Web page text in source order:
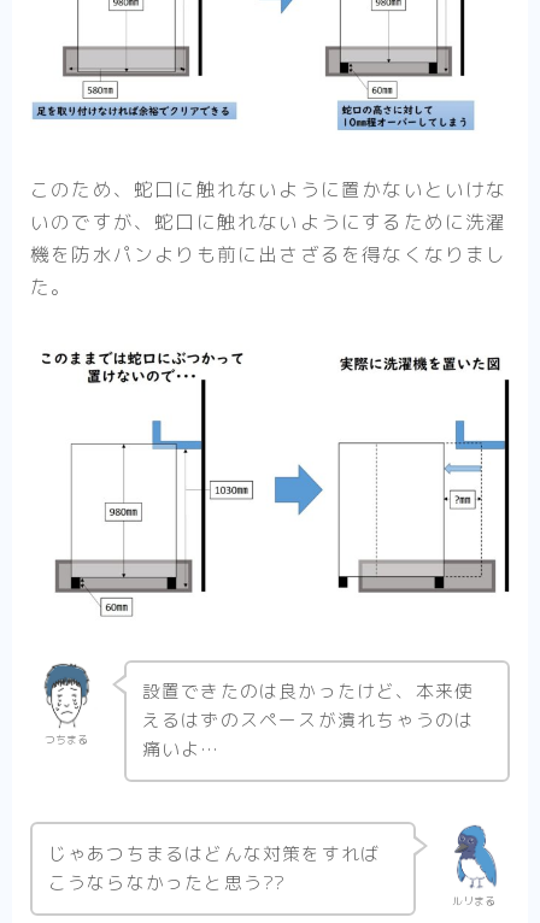
このため、蛇口に触れないように置かないといけな
いのですが、蛇口に触れないようにするために洗濯
機を防水パンよりも前に出さざるを得なくなりまし
た。
つちまる
設置できたのは良かったけど、本来使
えるはずのスペースが潰れちゃうのは
痛いよ…
ルリまる
じゃあつちまるはどんな対策をすれば
こうならなかったと思う??